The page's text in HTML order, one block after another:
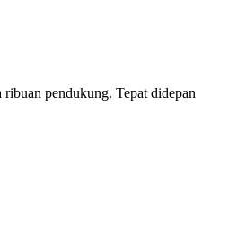
pendukung. Tepat didepan